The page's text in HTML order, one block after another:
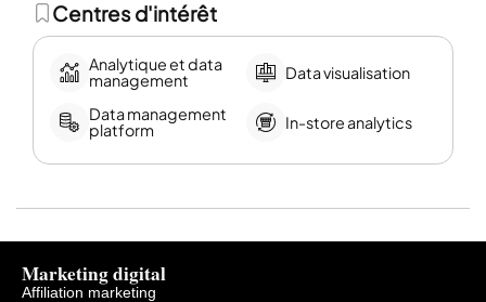
Centres d'intérêt
Analytique et data
management
Data visualisation
Data management
platform
In-store analytics
Marketing digital
Affiliation marketing